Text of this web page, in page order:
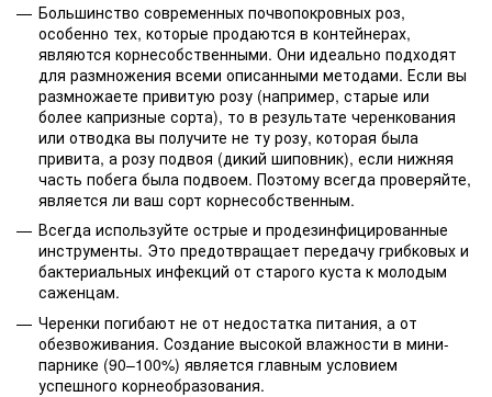
Большинство современных почвопокровных роз,
особенно тех, которые продаются в контейнерах,
являются корнесобственными. Они идеально подходят
для размножения всеми описанными методами. Если вы
размножаете привитую розу (например, старые или
более капризные сорта), то в результате черенкования
или отводка вы получите не ту розу, которая была
привита, а розу подвоя (дикий шиповник), если нижняя
часть побега была подвоем. Поэтому всегда проверяйте,
является ли ваш сорт корнесобственным.
Всегда используйте острые и продезинфицированные
инструменты. Это предотвращает передачу грибковых и
бактериальных инфекций от старого куста к молодым
саженцам.
Черенки погибают не от недостатка питания, а от
обезвоживания. Создание высокой влажности в мини-
парнике (90–100%) является главным условием
успешного корнеобразования.